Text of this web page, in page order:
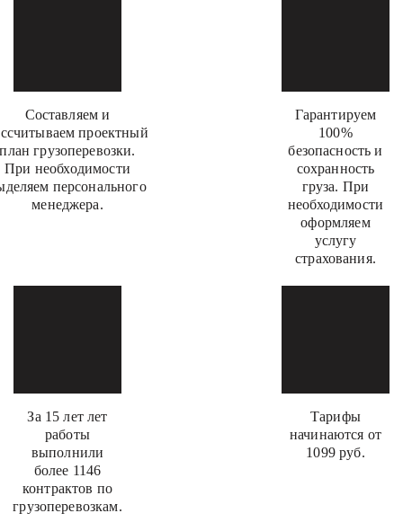
Составляем и
проектный
план грузоперевозки.
При необходимости
персонального
менеджера.
Гарантируем
100%
безопасность и
сохранность
груза. При
необходимости
оформляем
услугу
страхования.
За 15 лет лет
работы
выполнили
более 1146
контрактов по
грузоперевозкам.
Тарифы
начинаются от
1099 руб.